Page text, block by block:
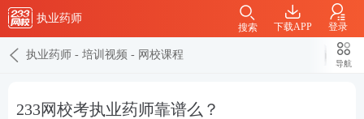
执业药师
下载APP 登录
搜索
执业药师 - 培训视频 - 网校课程
导航
233网校考执业药师靠谱么？